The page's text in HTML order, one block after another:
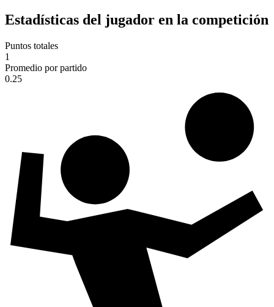
Estadísticas del jugador en la competición
Puntos totales
1
Promedio por partido
0.25